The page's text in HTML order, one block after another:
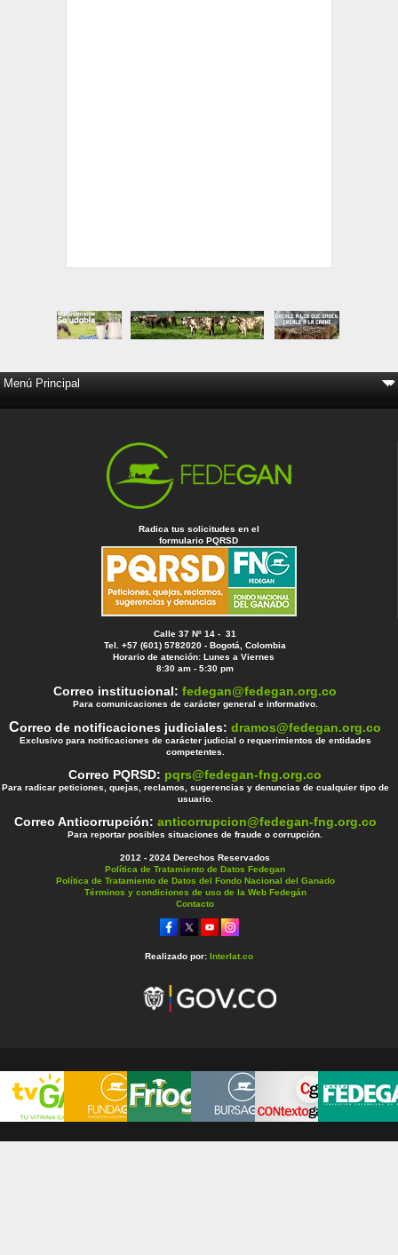
Radica tus solicitudes en el
formulario PQRSD
Calle 37 Nº 14 - 31
Tel. +57 (601) 5782020 - Bogotá, Colombia
Horario de atención: Lunes a Viernes
8:30 am - 5:30 pm
Correo institucional:fedegan@fedegan.org.co
Para comunicaciones de carácter general e informativo.
Correo de notificaciones judiciales:dramos@fedegan.org.co
Exclusivo para notificaciones de carácter judicial o requerimientos de entidades
competentes.
Correo PQRSD: pqrs@fedegan-fng.org.co
Para radicar peticiones, quejas, reclamos, sugerencias y denuncias de cualquier tipo de
usuario.
Correo Anticorrupción: anticorrupcion@fedegan-fng.org.co
Para reportar posibles situaciones de fraude o corrupción.
2012 - 2024 Derechos Reservados
Política de Tratamiento de Datos Fedegan
Política de Tratamiento de Datos del Fondo Nacional del Ganado
Términos y condiciones de uso de la Web Fedegán
Contacto
Realizado por: Interlat.co